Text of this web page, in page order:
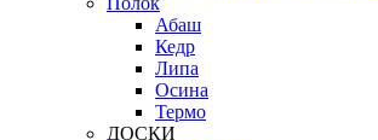
Абаш
Кедр
Липа
Осина
Термо
ДОСКИ